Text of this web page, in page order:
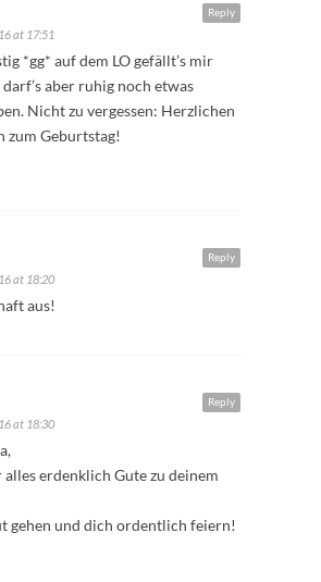
Reply
at 17:51
*gg* auf dem LO gefällt’s mir
aber ruhig noch etwas
Nicht zu vergessen: Herzlichen
zum Geburtstag!
Reply
at 18:20
aus!
Reply
at 18:30
erdenklich Gute zu deinem
gehen und dich ordentlich feiern!